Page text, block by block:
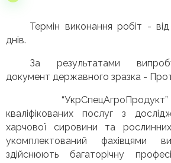
Термін виконання робіт -
днів.
За результатами
документ державного зразка -
кваліфікованих послуг з
харчової сировини та
укомплектований фахівцями
здійснюють багаторічну